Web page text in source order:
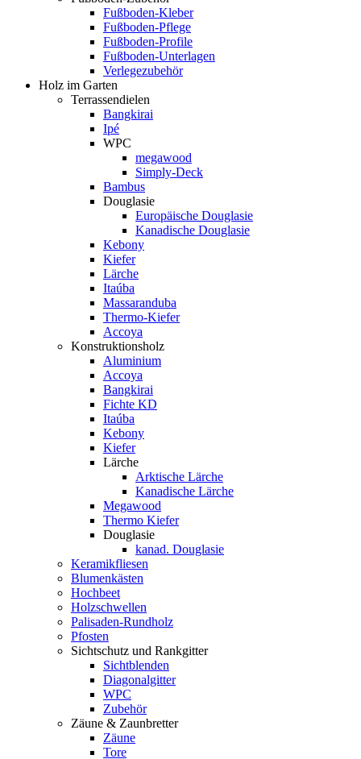
Fußboden-Kleber
Fußboden-Pflege
Fußboden-Profile
Fußboden-Unterlagen
Verlegezubehör
Holz im Garten
Terrassendielen
Bangkirai
Ipé
WPC
megawood
Simply-Deck
Bambus
Douglasie
Europäische Douglasie
Kanadische Douglasie
Kebony
Kiefer
Lärche
Itaúba
Massaranduba
Thermo-Kiefer
Accoya
Konstruktionsholz
Aluminium
Accoya
Bangkirai
Fichte KD
Itaúba
Kebony
Kiefer
Lärche
Arktische Lärche
Kanadische Lärche
Megawood
Thermo Kiefer
Douglasie
kanad. Douglasie
Keramikfliesen
Blumenkästen
Hochbeet
Holzschwellen
Palisaden-Rundholz
Pfosten
Sichtschutz und Rankgitter
Sichtblenden
Diagonalgitter
WPC
Zubehör
Zäune & Zaunbretter
Zäune
Tore